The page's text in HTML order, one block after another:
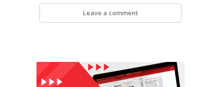
Leave a comment